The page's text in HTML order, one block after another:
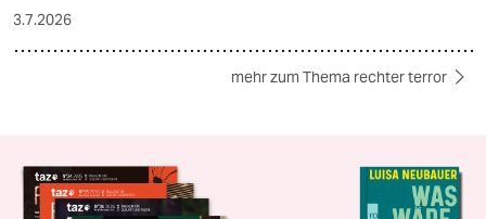
3.7.2026
mehr zum Thema rechter terror